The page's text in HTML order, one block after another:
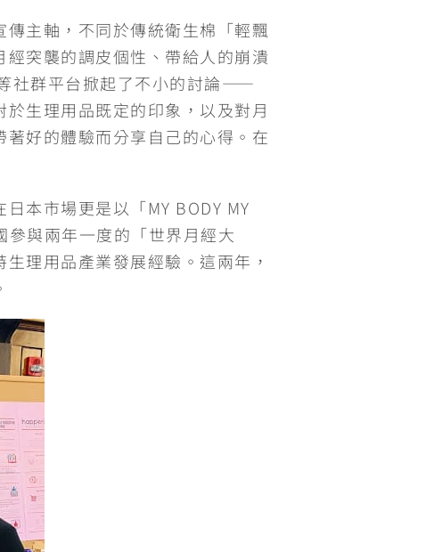
主軸，不同於傳統衛生棉「輕飄
突襲的調皮個性、帶給人的崩潰
社群平台掀起了不小的討論——
生理用品既定的印象，以及對月
好的體驗而分享自己的心得。在
本市場更是以「MY BODY MY
與兩年一度的「世界月經大
理用品產業發展經驗。這兩年，